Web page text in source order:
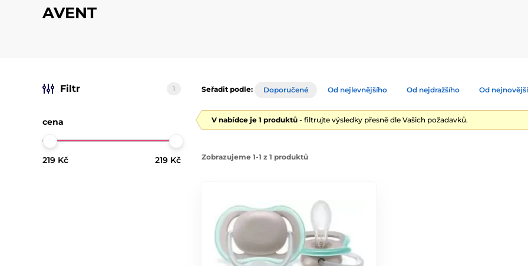
AVENT
Filtr 1
cena
219 Kč 219 Kč
Seřadit podle: Doporučené Od nejlevnějšího Od nejdražšího Od
V nabídce je 1 produktů - filtrujte výsledky přesně dle Vašich požadavků.
Zobrazujeme 1-1 z 1 produktů